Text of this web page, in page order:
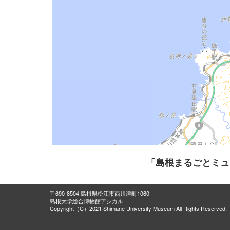
「島根まるごとミ
〒690-8504 島根県松江市西川津町1060
島根大学総合博物館アシカル
Copyright（C）2021 Shimane University Museum All Rights Reserved.